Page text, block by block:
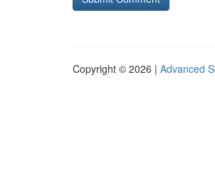
Copyright © 2026 | Advanced